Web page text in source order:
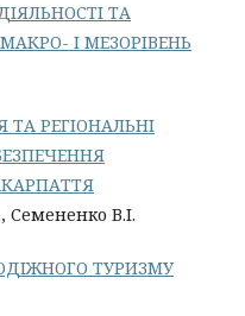
ТА
І МЕЗОРІВЕНЬ
РЕГІОНАЛЬНІ
Семененко В.І.
ТУРИЗМУ